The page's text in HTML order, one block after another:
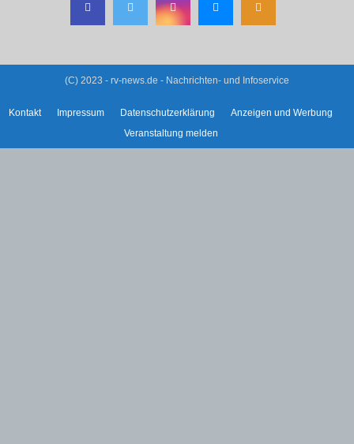
(C) 2023 - rv-news.de - Nachrichten- und Infoservice
Kontakt Impressum Datenschutzerklärung
Anzeigen und Werbung
Veranstaltung melden